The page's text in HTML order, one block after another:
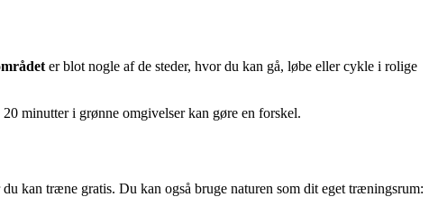
er blot nogle af de steder, hvor du kan gå, løbe eller cykle i rolige
minutter i grønne omgivelser kan gøre en forskel.
kan træne gratis. Du kan også bruge naturen som dit eget træningsrum: